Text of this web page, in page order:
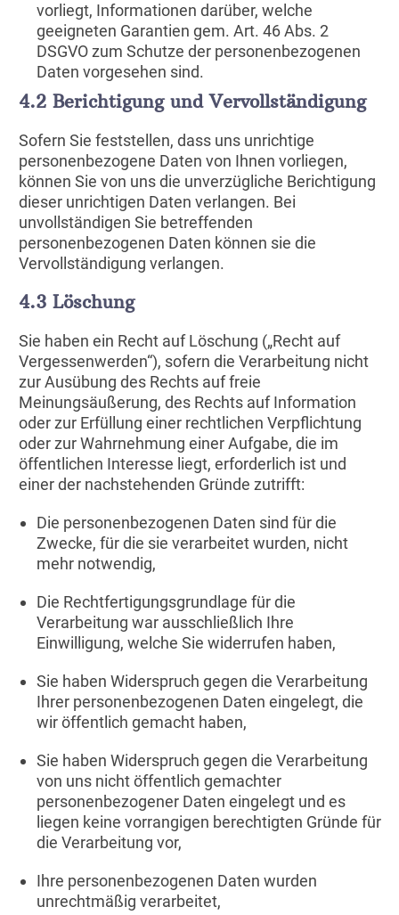
vorliegt, Informationen darüber, welche
geeigneten Garantien gem. Art. 46 Abs. 2
DSGVO zum Schutze der personenbezogenen
Daten vorgesehen sind.
4.2 Berichtigung und Vervollständigung
Sofern Sie feststellen, dass uns unrichtige
personenbezogene Daten von Ihnen vorliegen,
können Sie von uns die unverzügliche Berichtigung
dieser unrichtigen Daten verlangen. Bei
unvollständigen Sie betreffenden
personenbezogenen Daten können sie die
Vervollständigung verlangen.
4.3 Löschung
Sie haben ein Recht auf Löschung („Recht auf
Vergessenwerden“), sofern die Verarbeitung nicht
zur Ausübung des Rechts auf freie
Meinungsäußerung, des Rechts auf Information
oder zur Erfüllung einer rechtlichen Verpflichtung
oder zur Wahrnehmung einer Aufgabe, die im
öffentlichen Interesse liegt, erforderlich ist und
einer der nachstehenden Gründe zutrifft:
Die personenbezogenen Daten sind für die
Zwecke, für die sie verarbeitet wurden, nicht
mehr notwendig,
Die Rechtfertigungsgrundlage für die
Verarbeitung war ausschließlich Ihre
Einwilligung, welche Sie widerrufen haben,
Sie haben Widerspruch gegen die Verarbeitung
Ihrer personenbezogenen Daten eingelegt, die
wir öffentlich gemacht haben,
Sie haben Widerspruch gegen die Verarbeitung
von uns nicht öffentlich gemachter
personenbezogener Daten eingelegt und es
liegen keine vorrangigen berechtigten Gründe für
die Verarbeitung vor,
Ihre personenbezogenen Daten wurden
unrechtmäßig verarbeitet,